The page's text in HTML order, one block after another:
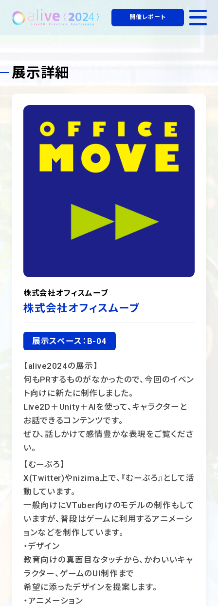
開催レポート
展示詳細
株式会社オフィスムーブ
株式会社オフィスムーブ
展示スペース：B-04
【alive2024の展示】
何もPRするものがなかったので、今回のイベン
ト向けに新たに制作しました。
Live2D＋Unity＋AIを使って、キャラクターと
お話できるコンテンツです。
ぜひ、話しかけて感情豊かな表現をご覧くださ
い。
【むーぶろ】
X(Twitter)やnizima上で、『むーぶろ』として活
動しています。
一般向けにVTuber向けのモデルの制作もして
いますが、普段はゲームに利用するアニメーシ
ョンなどを制作しています。
・デザイン
教育向けの真面目なタッチから、かわいいキャ
ラクター、ゲームのUI制作まで
希望に添ったデザインを提案します。
・アニメーション